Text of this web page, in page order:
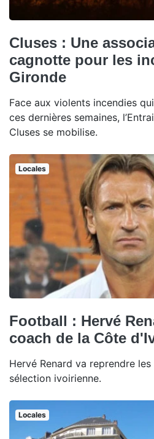
Cluses : Une
cagnotte pour les
Gironde
Face aux violents incendies
ces dernières semaines,
Cluses se mobilise.
Locales
Football : Hervé
coach de la Côte
Hervé Renard va reprendre
sélection ivoirienne.
Locales